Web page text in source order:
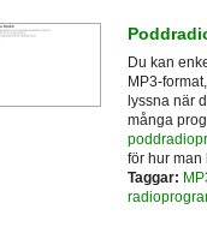
Du kan
MP3-
lyssna när
många
för hur man
Taggar: